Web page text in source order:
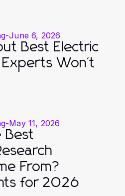
-June 6, 2026
Best Electric
Experts Won't
-May 11, 2026
Best
From?
for 2026